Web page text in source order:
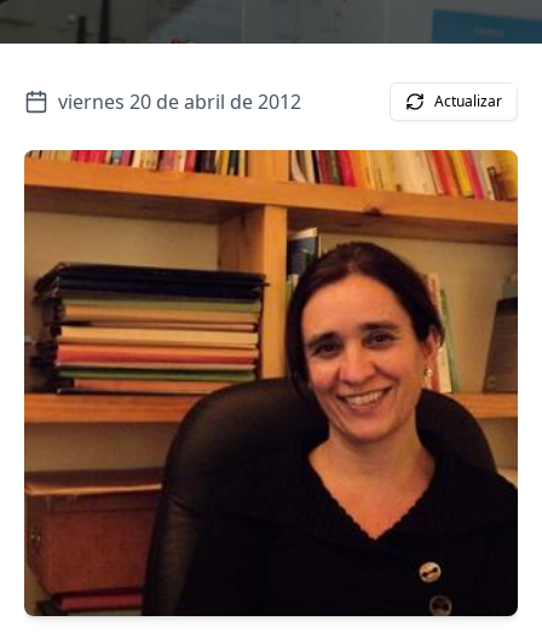
viernes 20 de abril de 2012 Actualizar